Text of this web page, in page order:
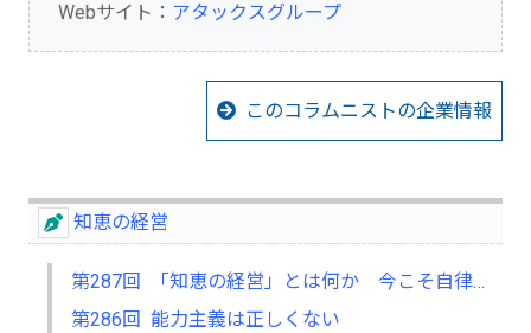
Webサイト： アタックスグループ
このコラムニストの企業情報
知恵の経営
第286回 能力主義は正しくない